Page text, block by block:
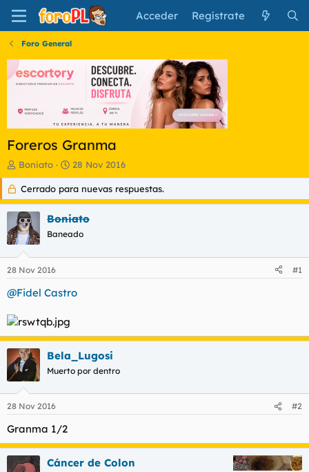
Acceder Regístrate
Foro General
Foreros Granma
I
n
c
i
a
d
o
d
e
e
m
a
Boniato
F
e
c
h
d
e
i
i
28 Nov 2016
Cerrado para nuevas respuestas.
Boniato
Baneado
28 Nov 2016 #1
@Fidel Castro
Bela_Lugosi
Muerto por dentro
28 Nov 2016 #2
Granma 1/2
Cáncer de Colon